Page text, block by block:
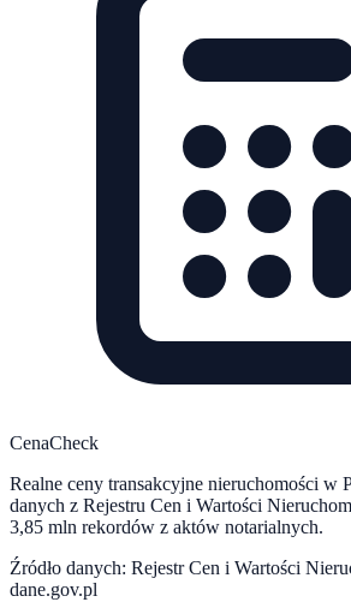
CenaCheck
Realne ceny transakcyjne nieruchomości w
danych z Rejestru Cen i Wartości
3,85 mln rekordów z aktów notarialnych.
Źródło danych: Rejestr Cen i Wartości
dane.gov.pl